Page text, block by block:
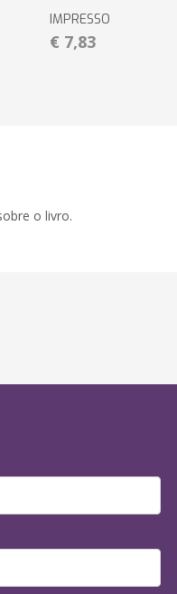
IMPRESSO
€ 7,83
o livro.